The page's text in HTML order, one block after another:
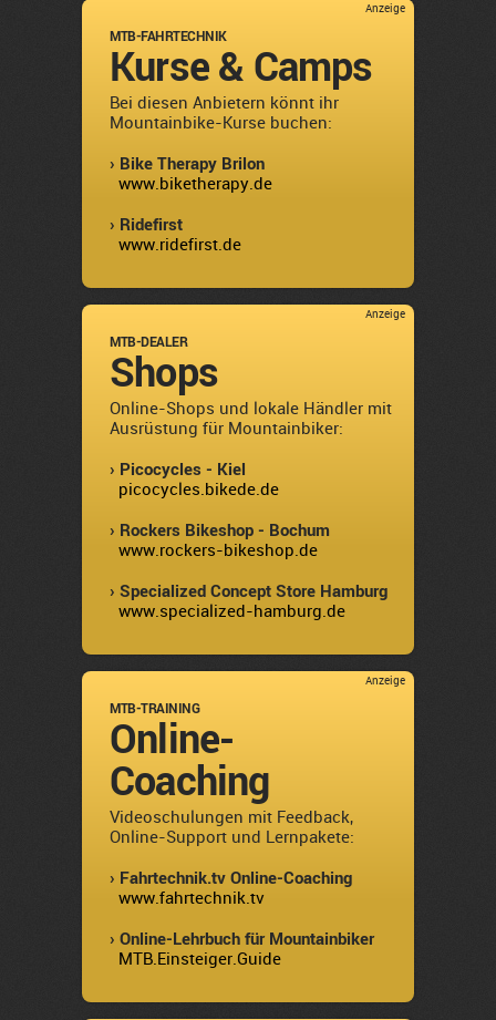
Anzeige
MTB-FAHRTECHNIK
Kurse & Camps
Bei diesen Anbietern könnt ihr
Mountainbike-Kurse buchen:
› Bike Therapy Brilon
www.biketherapy.de
› Ridefirst
www.ridefirst.de
Anzeige
MTB-DEALER
Shops
Online-Shops und lokale Händler mit
Ausrüstung für Mountainbiker:
› Picocycles - Kiel
picocycles.bikede.de
› Rockers Bikeshop - Bochum
www.rockers-bikeshop.de
› Specialized Concept Store Hamburg
www.specialized-hamburg.de
Anzeige
MTB-TRAINING
Online-
Coaching
Videoschulungen mit Feedback,
Online-Support und Lernpakete:
› Fahrtechnik.tv Online-Coaching
www.fahrtechnik.tv
› Online-Lehrbuch für Mountainbiker
MTB.Einsteiger.Guide